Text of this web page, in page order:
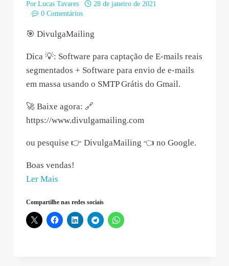
Por Lucas Tavares
28 de janeiro de 2021
0 Comentários
🎯 DivulgaMailing
Dica 💡: Software para captação de E-mails reais
segmentados + Software para envio de e-mails
em massa usando o SMTP Grátis do Gmail.
🚀 Baixe agora: 🔗
https://www.divulgamailing.com
ou pesquise 👉 DivulgaMailing 👈 no Google.
Boas vendas!
Ler Mais
–
2021-
Compartilhe nas redes sociais